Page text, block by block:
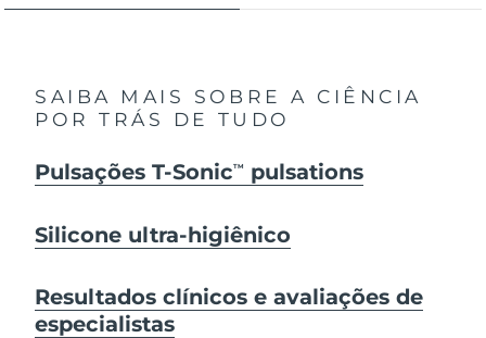
SAIBA MAIS SOBRE A CIÊNCIA
POR TRÁS DE TUDO
Pulsações T-SonicTM pulsations
Silicone ultra-higiênico
Resultados clínicos e avaliações de
especialistas